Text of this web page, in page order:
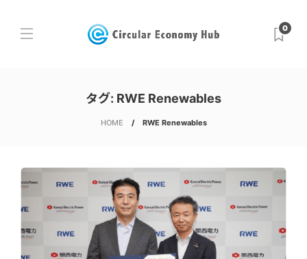
0
タグ: RWE Renewables
HOME RWE Renewables